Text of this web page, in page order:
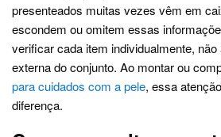
presenteados muitas vezes vêm em
escondem ou omitem essas
verificar cada item individualmente,
externa do conjunto. Ao montar ou
para cuidados com a pele, essa
diferença.